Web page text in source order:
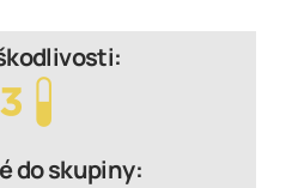
do skupiny: